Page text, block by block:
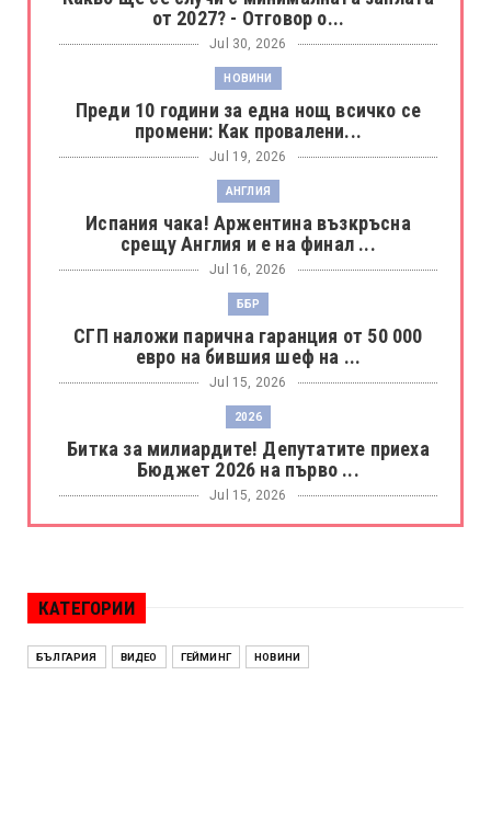
от 2027? - Отговор о...
Jul 30, 2026
НОВИНИ
Преди 10 години за една нощ всичко се
промени: Как провалени...
Jul 19, 2026
АНГЛИЯ
Испания чака! Аржентина възкръсна
срещу Англия и е на финал ...
Jul 16, 2026
ББР
СГП наложи парична гаранция от 50 000
евро на бившия шеф на ...
Jul 15, 2026
2026
Битка за милиардите! Депутатите приеха
Бюджет 2026 на първо ...
Jul 15, 2026
БОРАЦ
Без милост! Испания пречупи Франция и е
КАТЕГОРИИ
БЪЛГАРИЯ ВИДЕО ГЕЙМИНГ НОВИНИ